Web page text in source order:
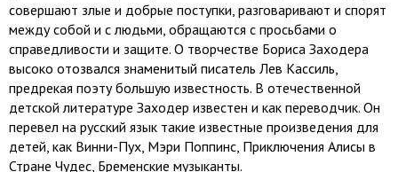
совершают злые и добрые поступки, разговаривают и спорят
между собой и с людьми, обращаются с просьбами о
справедливости и защите. О творчестве Бориса Заходера
высоко отозвался знаменитый писатель Лев Кассиль,
предрекая поэту большую известность. В отечественной
детской литературе Заходер известен и как переводчик. Он
перевел на русский язык такие известные произведения для
детей, как Винни-Пух, Мэри Поппинс, Приключения Алисы в
Стране Чудес, Бременские музыканты.